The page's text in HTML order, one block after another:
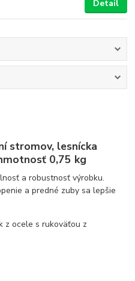
Detail
stromov, lesnícka
0,75 kg
a robustnosť výrobku.
a predné zuby sa lepšie
z ocele s rukoväťou z